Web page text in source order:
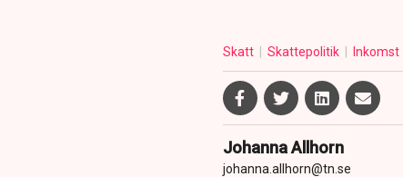
Skatt Skattepolitik Inkomst
Johanna Allhorn
johanna.allhorn@tn.se